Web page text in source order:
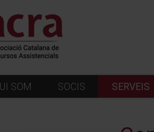
SOM SOCIS SERVEIS